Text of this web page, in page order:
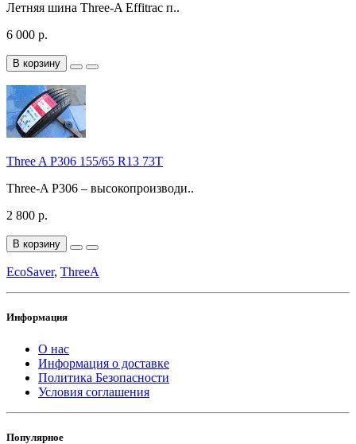
Летняя шина Three-A Effitrac п..
6 000 р.
В корзину
Three A P306 155/65 R13 73T
Three-A P306 – высокопроизводи..
2 800 р.
В корзину
EcoSaver, ThreeA
Информация
О нас
Информация о доставке
Политика Безопасности
Условия соглашения
Популярное